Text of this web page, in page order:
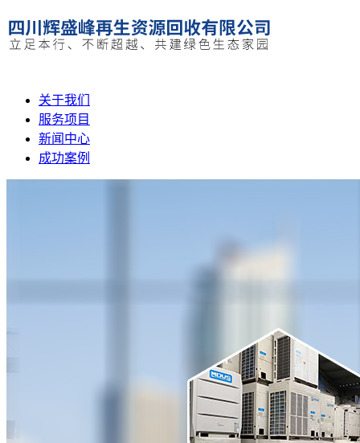
关于我们
服务项目
新闻中心
成功案例